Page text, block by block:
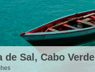
de Sal, Cabo Verde